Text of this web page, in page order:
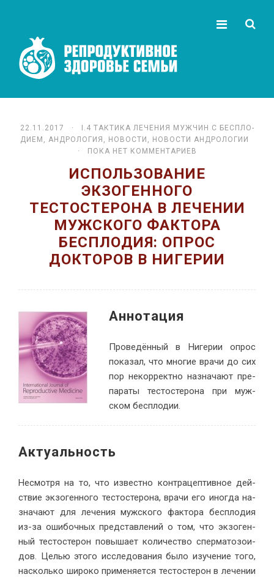
22.11.2017 ·
I.4 ТАК­ТИ­КА ЛЕ­ЧЕ­НИЯ МУЖ­ЧИН С БЕС­ПЛО­
ДИ­ЕМ , АНДРОЛОГИЯ , НОВОСТИ , НОВОСТИ АНДРОЛОГИИ
· ПОКА НЕТ КОММЕНТАРИЕВ
ИСПОЛЬЗОВАНИЕ
ЭКЗОГЕННОГО
ТЕСТОСТЕРОНА В ЛЕЧЕНИИ
МУЖСКОГО ФАКТОРА
БЕСПЛОДИЯ: ОПРОС
ДОКТОРОВ В НИГЕРИИ
Ан­но­тация
Про­ве­дён­ный в Ни­ге­рии опрос
по­ка­зал, что мно­гие вра­чи до сих
пор некор­рект­но на­зна­ча­ют пре­
па­ра­ты те­сто­сте­ро­на при муж­
ском бес­плодии.
Ак­ту­аль­ность
Несмот­ря на то, что из­вест­но кон­тра­цеп­тив­ное дей­
ствие эк­зо­ген­но­го те­сто­сте­ро­на, вра­чи его ино­гда на­
зна­ча­ют для ле­че­ния муж­ско­го фак­то­ра бес­пло­дия
из-за оши­боч­ных пред­став­ле­ний о том, что эк­зо­ген­
ный те­сто­сте­рон по­вы­ша­ет ко­ли­че­ство спер­ма­то­зо­и­
дов. Це­лью это­го ис­сле­до­ва­ния бы­ло изу­че­ние то­го,
на­сколь­ко ши­ро­ко при­ме­ня­ет­ся те­сто­сте­рон в ле­че­нии